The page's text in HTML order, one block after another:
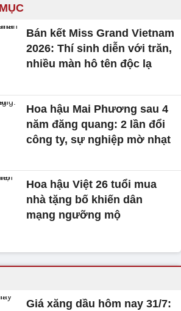
Bán kết Miss Grand Vietnam
2026: Thí sinh diễn với trăn,
nhiều màn hô tên độc lạ
Hoa hậu Mai Phương sau 4
năm đăng quang: 2 lần đổi
công ty, sự nghiệp mờ nhạt
Hoa hậu Việt 26 tuổi mua
nhà tặng bố khiến dân
mạng ngưỡng mộ
Giá xăng dầu hôm nay 31/7: